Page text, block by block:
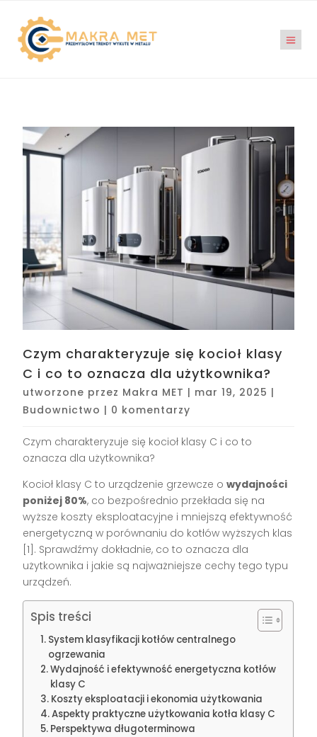
Czym charakteryzuje się kocioł klasy
C i co to oznacza dla użytkownika?
utworzone przez Makra MET | mar 19, 2025 |
Budownictwo | 0 komentarzy
Czym charakteryzuje się kocioł klasy C i co to
oznacza dla użytkownika?
Kocioł klasy C to urządzenie grzewcze owydajności
poniżej 80%, co bezpośrednio przekłada się na
wyższe koszty eksploatacyjne i mniejszą efektywność
energetyczną w porównaniu do kotłów wyższych klas
[1]. Sprawdźmy dokładnie, co to oznacza dla
użytkownika i jakie są najważniejsze cechy tego typu
urządzeń.
Spis treści
System klasyfikacji kotłów centralnego
ogrzewania
Wydajność i efektywność energetyczna kotłów
klasy C
Koszty eksploatacji i ekonomia użytkowania
Aspekty praktyczne użytkowania kotła klasy C
Perspektywa długoterminowa